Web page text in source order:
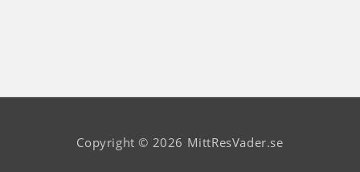
Copyright © 2026 MittResVader.se